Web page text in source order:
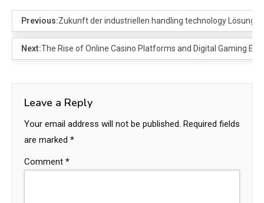
Previous:Zukunft der industriellen handling technology Lösungen
Next:The Rise of Online Casino Platforms and Digital Gaming
Leave a Reply
Your email address will not be published. Required fields
are marked *
Comment *